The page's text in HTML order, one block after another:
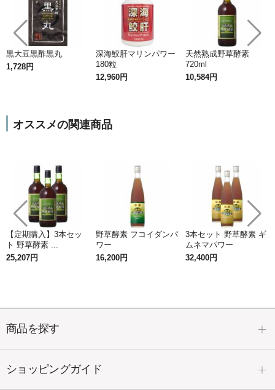
黒大豆黒酢黒丸
1,728円
深海鮫肝マリンパワー
180粒
12,960円
天然熟成野草酵素
720ml
10,584円
オススメの関連商品
【定期購入】3本セッ
ト 野草酵素 ...
25,207円
野草酵素 フコイダンパ
ワー
16,200円
3本セット 野草酵素 ギ
ムネマパワー
32,400円
商品を探す
ショッピングガイド